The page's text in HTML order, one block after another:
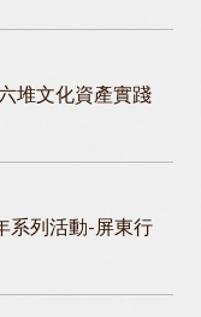
堆文化資產實踐
系列活動-屏東行